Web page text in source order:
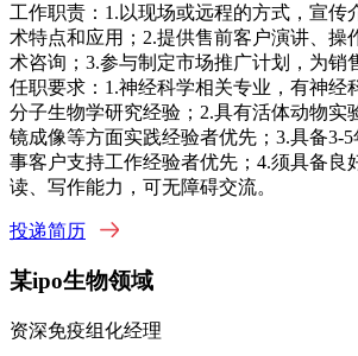
工作职责：1.以现场或远程的方式，宣传
术特点和应用；2.提供售前客户演讲、操
术咨询；3.参与制定市场推广计划，为销
任职要求：1.神经科学相关专业，有神经
分子生物学研究经验；2.具有活体动物实
镜成像等方面实践经验者优先；3.具备3-
事客户支持工作经验者优先；4.须具备良
读、写作能力，可无障碍交流。
投递简历
某ipo生物领域
资深免疫组化经理